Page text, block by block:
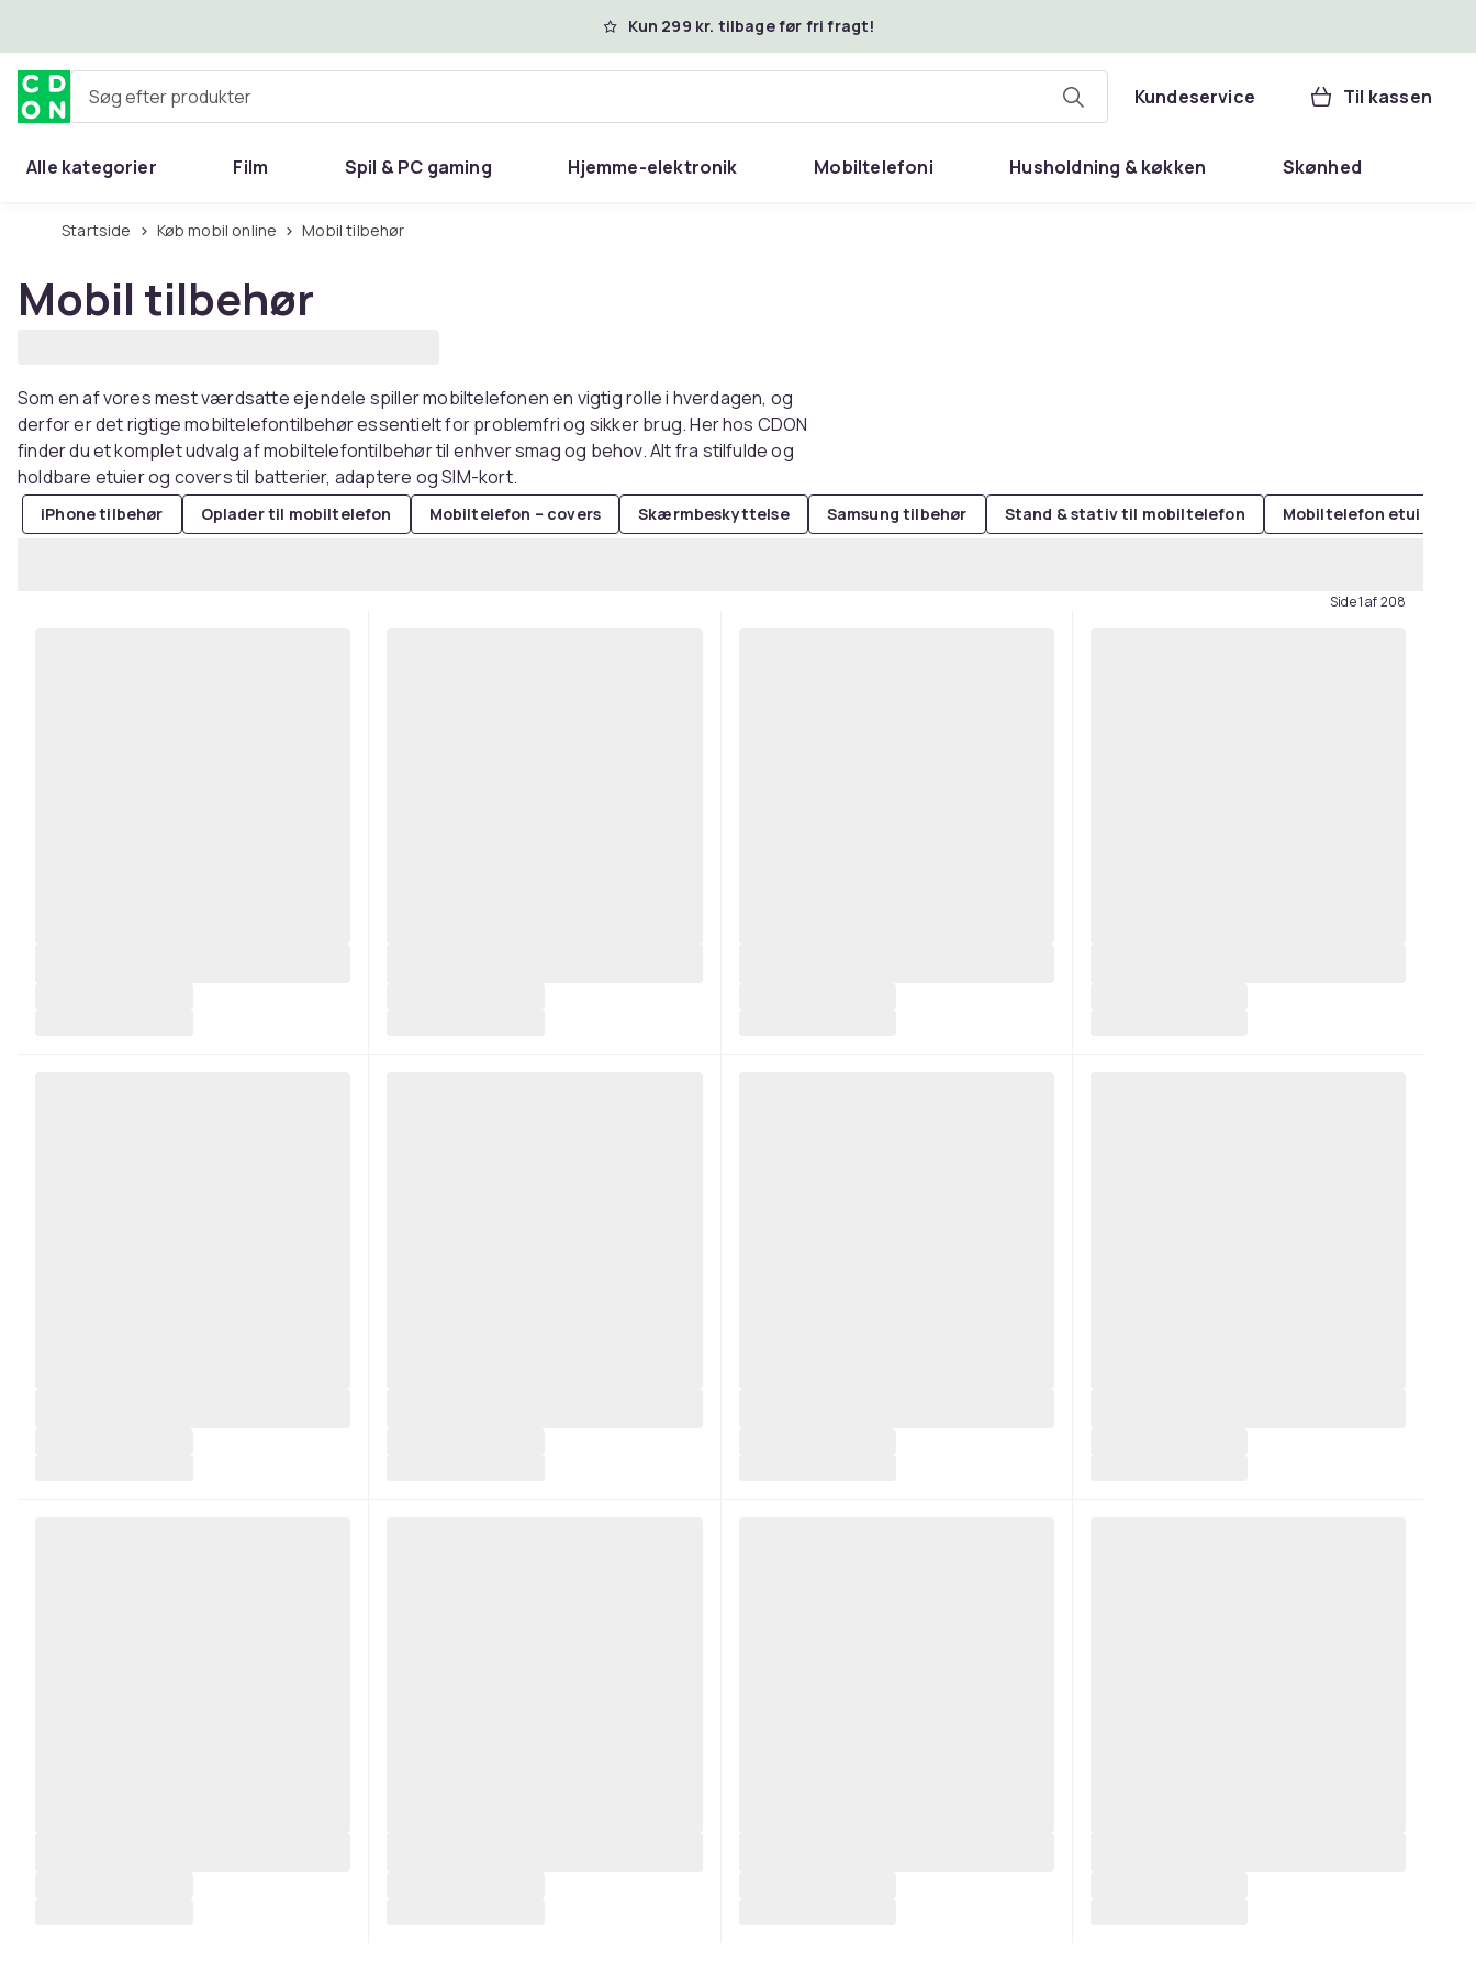
Kun 299 kr. tilbage før fri fragt!
Søg efter produkter Kundeservice Til kassen
Alle kategorier Film Spil & PC gaming Hjemme-elektronik Mobiltelefoni Husholdning & køkken Skønhed
Hjem & have
Startside Køb mobil online Mobil tilbehør
Mobil tilbehør
Som en af ​​vores mest værdsatte ejendele spiller mobiltelefonen en vigtig rolle i hverdagen, og
derfor er det rigtige mobiltelefontilbehør essentielt for problemfri og sikker brug. Her hos CDON
finder du et komplet udvalg af mobiltelefontilbehør til enhver smag og behov. Alt fra stilfulde og
holdbare etuier og covers til batterier, adaptere og SIM-kort.
iPhone tilbehør Oplader til mobiltelefon Mobiltelefon – covers Skærmbeskyttelse Samsung tilbehør Stand & stativ til mobiltelefon Mobiltelefon etui
Side 1 af 208